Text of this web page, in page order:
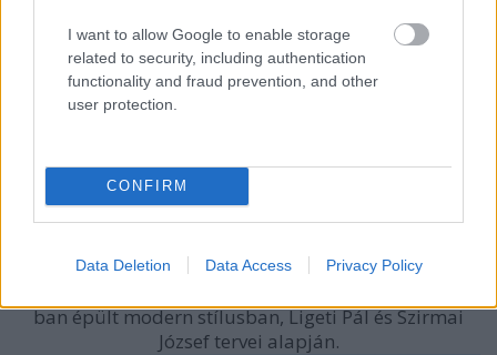
I want to allow Google to enable storage
related to security, including authentication
functionality and fraud prevention, and other
user protection.
CONFIRM
Data Deletion Data Access Privacy Policy
Lövésnyomok az Ó utcán sarkán álló ház (Bajcsy köz
ban épült modern stílusban, Ligeti Pál és Szirmai
József tervei alapján.